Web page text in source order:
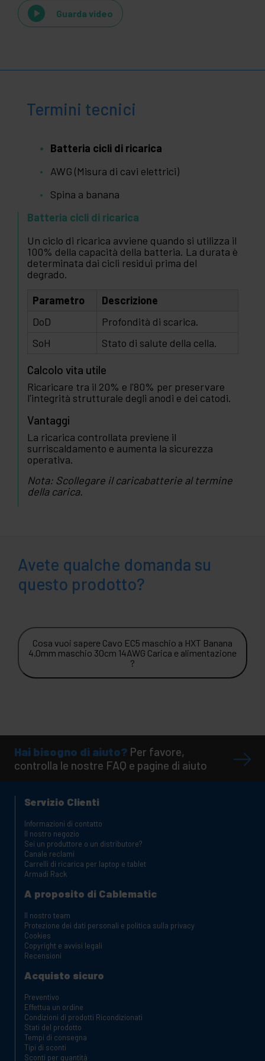
Guarda video
Termini tecnici
Batteria cicli di ricarica
AWG (Misura di cavi elettrici)
Spina a banana
Batteria cicli di ricarica
Un ciclo di ricarica avviene quando si utilizza il
100% della capacità della batteria. La durata è
determinata dai cicli residui prima del
degrado.
Parametro
Descrizione
DoD
Profondità di scarica.
SoH
Stato di salute della cella.
Calcolo vita utile
Ricaricare tra il 20% e l'80% per preservare
l'integrità strutturale degli anodi e dei catodi.
Vantaggi
La ricarica controllata previene il
surriscaldamento e aumenta la sicurezza
operativa.
Nota: Scollegare il caricabatterie al termine
della carica.
Avete qualche domanda su
questo prodotto?
Cosa vuoi sapere Cavo EC5 maschio a HXT Banana
4.0mm maschio 30cm 14AWG Carica e alimentazione
?
Hai bisogno di aiuto? Per favore,
controlla le nostre FAQ e pagine di aiuto
Servizio Clienti
Informazioni di contatto
Il nostro negozio
Sei un produttore o un distributore?
Canale reclami
Carrelli di ricarica per laptop e tablet
Armadi Rack
A proposito di Cablematic
Il nostro team
Protezione dei dati personali e politica sulla privacy
Cookies
Copyright e avvisi legali
Recensioni
Acquisto sicuro
Preventivo
Effettua un ordine
Condizioni di prodotti Ricondizionati
Stati del prodotto
Tempi di consegna
Tipi di sconti
Sconti per quantità